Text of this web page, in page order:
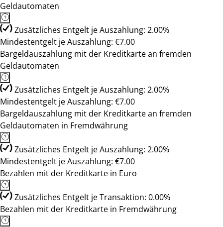
Geldautomaten
Zusätzliches Entgelt je Auszahlung: 2.00%
Mindestentgelt je Auszahlung: €7.00
Bargeldauszahlung mit der Kreditkarte an fremden
Geldautomaten
Zusätzliches Entgelt je Auszahlung: 2.00%
Mindestentgelt je Auszahlung: €7.00
Bargeldauszahlung mit der Kreditkarte an fremden
Geldautomaten in Fremdwährung
Zusätzliches Entgelt je Auszahlung: 2.00%
Mindestentgelt je Auszahlung: €7.00
Bezahlen mit der Kreditkarte in Euro
Zusätzliches Entgelt je Transaktion: 0.00%
Bezahlen mit der Kreditkarte in Fremdwährung